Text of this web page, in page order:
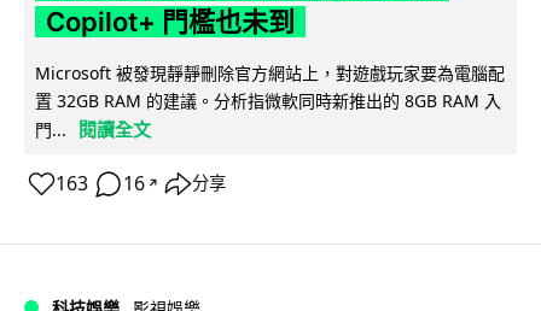
Copilot+ 門檻也未到
Microsoft 被發現靜靜刪除官方網站上，對遊戲玩家要為電腦配
置 32GB RAM 的建議。分析指微軟同時新推出的 8GB RAM 入
門...
閱讀全文
163 16 ↗ 分享